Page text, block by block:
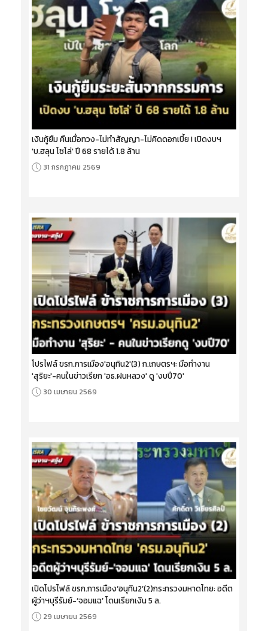
เงินกู้ยืม คืนเมื่อทวง-ไม่ทำสัญญา-ไม่คิดดอกเบี้ย ! เปิดงบฯ
'บ.ฮลุน โซโล่' ปี 68 รายได้ 1.8 ล้าน
31 กรกฎาคม 2569
โปรไฟล์ ขรก.การเมือง'อนุทิน2'(3) ก.เกษตรฯ: มือทำงาน
'สุริยะ'-คนในข่าวเรียก 'อธ.ฝนหลวง' ดู 'งบปี70'
30 เมษายน 2569
เปิดโปรไฟล์ ขรก.การเมือง‘อนุทิน2’(2)กระทรวงมหาดไทย: อดีต
ผู้ว่าฯบุรีรัมย์-‘จอมแฉ’ โดนเรียกเงิน 5 ล.
29 เมษายน 2569